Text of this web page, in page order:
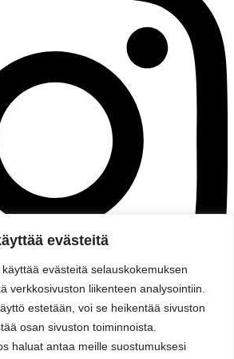
evästeitä
evästeitä selauskokemuksen
verkkosivuston liikenteen analysointiin.
estetään, voi se heikentää sivuston
osan sivuston toiminnoista.
haluat antaa meille suostumuksesi